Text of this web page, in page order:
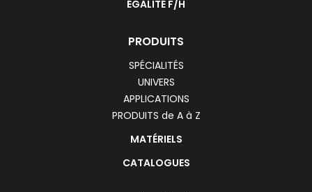
ÉGALITÉ F/H
PRODUITS
SPÉCIALITÉS
UNIVERS
APPLICATIONS
PRODUITS de A à Z
MATÉRIELS
CATALOGUES